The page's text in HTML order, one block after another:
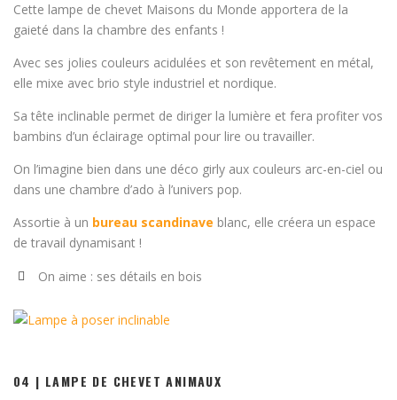
Cette lampe de chevet Maisons du Monde apportera de la
gaieté dans la chambre des enfants !
Avec ses jolies couleurs acidulées et son revêtement en métal,
elle mixe avec brio style industriel et nordique.
Sa tête inclinable permet de diriger la lumière et fera profiter vos
bambins d’un éclairage optimal pour lire ou travailler.
On l’imagine bien dans une déco girly aux couleurs arc-en-ciel ou
dans une chambre d’ado à l’univers pop.
Assortie à un bureau scandinave blanc, elle créera un espace
de travail dynamisant !
On aime : ses détails en bois
04 | LAMPE DE CHEVET ANIMAUX